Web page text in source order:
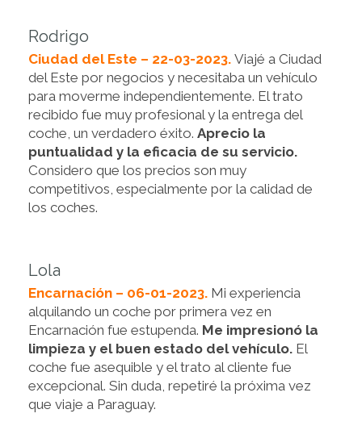
Rodrigo
Ciudad del Este – 22-03-2023. Viajé a Ciudad
del Este por negocios y necesitaba un vehículo
para moverme independientemente. El trato
recibido fue muy profesional y la entrega del
coche, un verdadero éxito. Aprecio la
puntualidad y la eficacia de su servicio.
Considero que los precios son muy
competitivos, especialmente por la calidad de
los coches.
Lola
Encarnación – 06-01-2023. Mi experiencia
alquilando un coche por primera vez en
Encarnación fue estupenda. Me impresionó la
limpieza y el buen estado del vehículo. El
coche fue asequible y el trato al cliente fue
excepcional. Sin duda, repetiré la próxima vez
que viaje a Paraguay.